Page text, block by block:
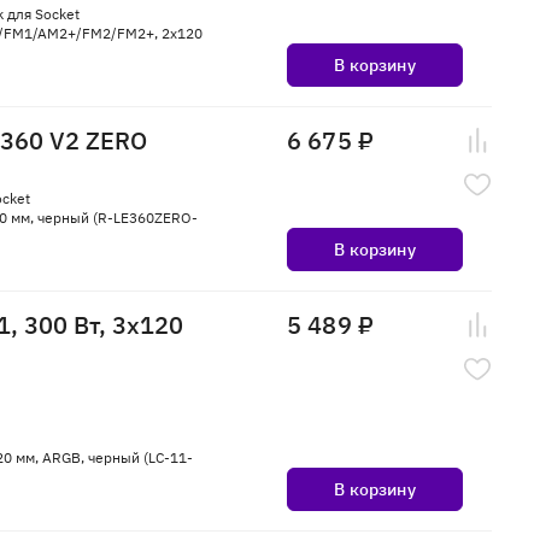
для Socket
AM2+/FM2/FM2+, 2x120
В корзину
V2 ZERO
черный (R-LE360ZERO-
6 675 ₽
В корзину
300 Вт, 3x120
мм, ARGB, черный (LC-11-
5 489 ₽
В корзину